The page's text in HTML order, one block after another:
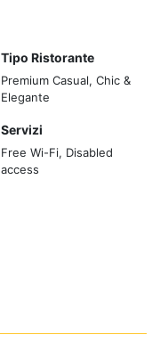
Tipo Ristorante
Premium Casual, Chic &
Elegante
Servizi
Free Wi-Fi, Disabled
access